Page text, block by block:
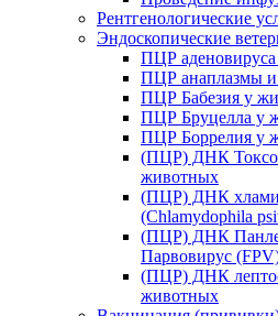
Рентгенологические
Эндоскопические
ПЦР аденовируса
ПЦР анаплазмы
ПЦР Бабезия у
ПЦР Бруцелла у
ПЦР Боррелия у
(ПЦР) ДНК
животных
(ПЦР) ДНК
(Chlamydophila
(ПЦР) ДНК
Парвовирус
(ПЦР) ДНК
животных